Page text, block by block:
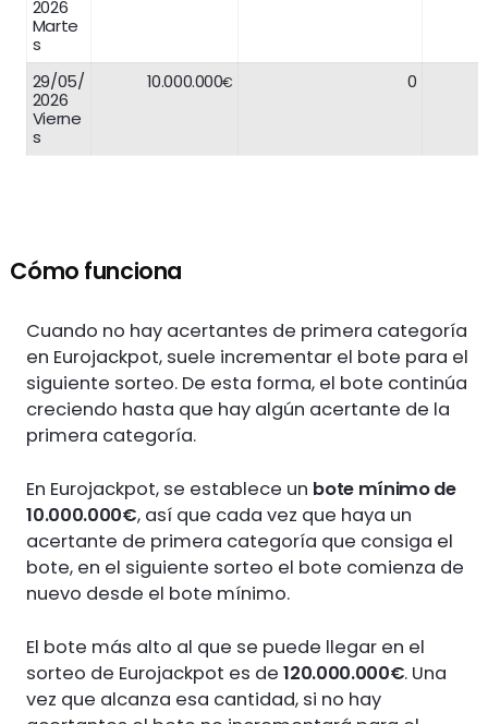
2026
Marte
s
29/05/
2026
Vierne
s
10.000.000€ 0
Cómo funciona
Cuando no hay acertantes de primera categoría
en Eurojackpot, suele incrementar el bote para el
siguiente sorteo. De esta forma, el bote continúa
creciendo hasta que hay algún acertante de la
primera categoría.
En Eurojackpot, se establece un bote mínimo de
10.000.000€, así que cada vez que haya un
acertante de primera categoría que consiga el
bote, en el siguiente sorteo el bote comienza de
nuevo desde el bote mínimo.
El bote más alto al que se puede llegar en el
sorteo de Eurojackpot es de120.000.000€. Una
vez que alcanza esa cantidad, si no hay